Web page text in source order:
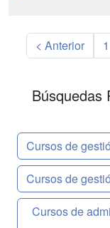
< Anterior 1
Búsquedas
Cursos de
Cursos de
Cursos de